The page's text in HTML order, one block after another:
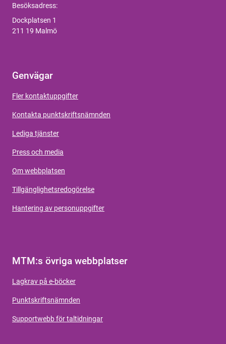
Besöksadress:
Dockplatsen 1
211 19 Malmö
Genvägar
Fler kontaktuppgifter
Kontakta punktskriftsnämnden
Lediga tjänster
Press och media
Om webbplatsen
Tillgänglighetsredogörelse
Hantering av personuppgifter
MTM:s övriga webbplatser
Lagkrav på e-böcker
Punktskriftsnämnden
Supportwebb för taltidningar